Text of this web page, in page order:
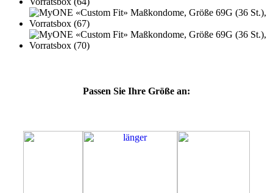
Passen Sie Ihre Größe an: